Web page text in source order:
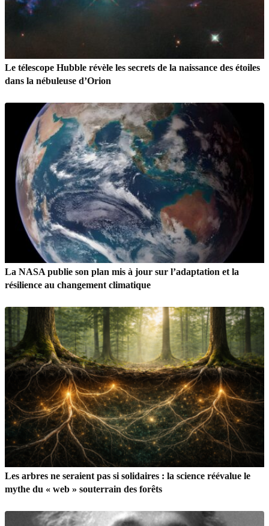
Le télescope Hubble révèle les secrets de la naissance des étoiles
dans la nébuleuse d’Orion
La NASA publie son plan mis à jour sur l’adaptation et la
résilience au changement climatique
Les arbres ne seraient pas si solidaires : la science réévalue le
mythe du « web » souterrain des forêts